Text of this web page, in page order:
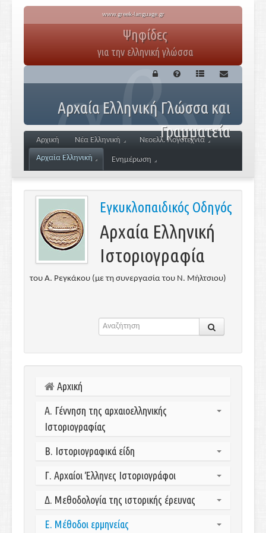
www.greek-language.gr
Ψηφίδες
για την ελληνική γλώσσα
Αρχαία Ελληνική Γλώσσα και
Γραμματεία
Αρχική Νέα Ελληνική
Νεοελλ. Λογοτεχνία
Αρχαία Ελληνική
Ενημέρωση
Εγκυκλοπαιδικός Οδηγός
Αρχαία Ελληνική
Ιστοριογραφία
του Α. Ρεγκάκου (με τη συνεργασία του Ν. Μήλτσιου)
Αρχική
Α. Γέννηση της αρχαιοελληνικής
Ιστοριογραφίας
Α1. Απαρχές και προϋποθέσεις της ΑΕ
Α2. Λογογράφοι
Β. Ιστοριογραφικά είδη
Β1. Γενικά
Β3. Χρονογραφία
Β4. Εθνογραφία/Γεωγραφία - Ιστορία άλλων εθνών
Γ. Αρχαίοι Έλληνες Ιστοριογράφοι
Γ1. Ηρόδοτος
Γ3. Ξενοφών
Δ. Μεθοδολογία της ιστορικής έρευνας
Δ1. Ιστορική μέθοδος
Ε. Μέθοδοι ερμηνείας